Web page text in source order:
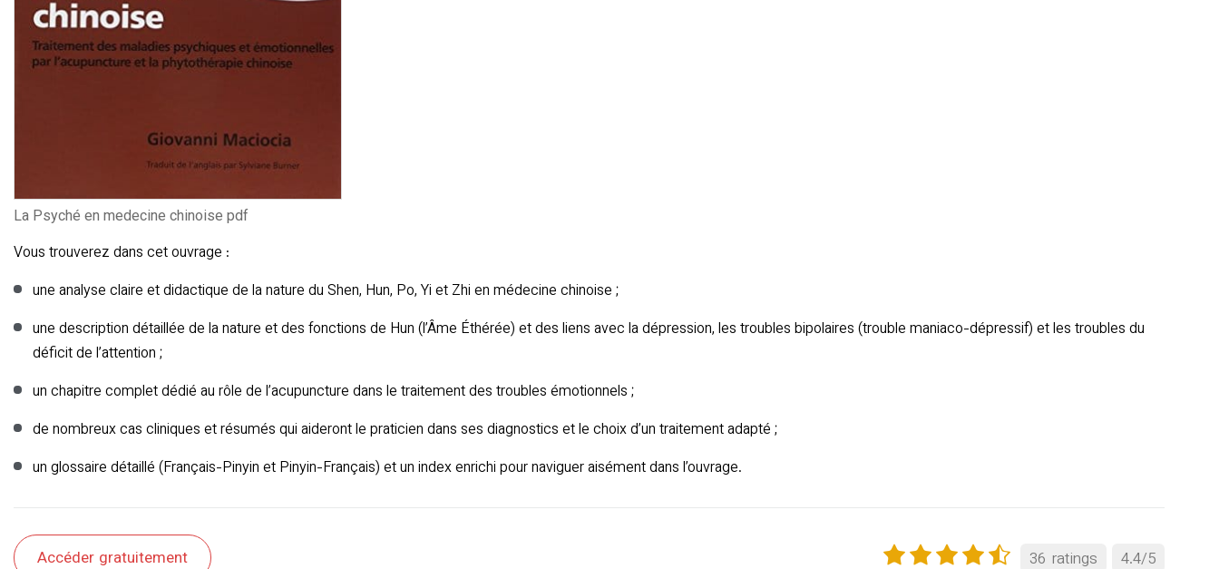
La Psyché en medecine chinoise pdf
Vous trouverez dans cet ouvrage :
une analyse claire et didactique de la nature du Shen, Hun, Po, Yi et Zhi en médecine chinoise ;
une description détaillée de la nature et des fonctions de Hun (l’Âme Éthérée) et des liens avec la dépression, les troubles bipolaires (trouble maniaco-dépressif) et les troubles du
déficit de l’attention ;
un chapitre complet dédié au rôle de l’acupuncture dans le traitement des troubles émotionnels ;
de nombreux cas cliniques et résumés qui aideront le praticien dans ses diagnostics et le choix d’un traitement adapté ;
un glossaire détaillé (Français-Pinyin et Pinyin-Français) et un index enrichi pour naviguer aisément dans l’ouvrage.
Accéder gratuitement 4.4/5
36 ratings